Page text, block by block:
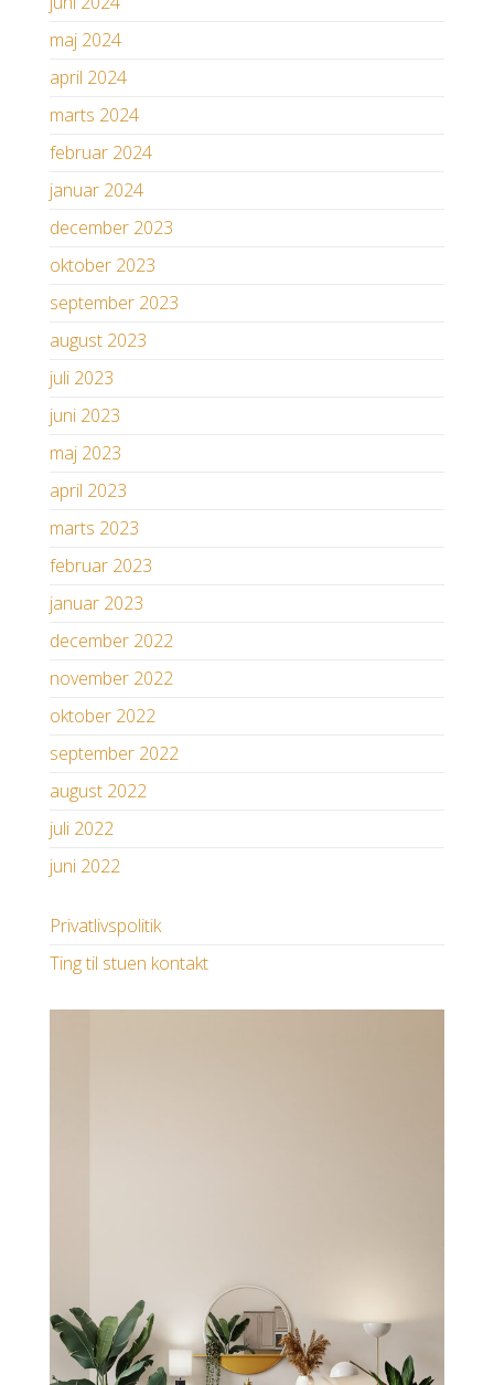
maj 2024
april 2024
marts 2024
februar 2024
januar 2024
december 2023
oktober 2023
september 2023
august 2023
juli 2023
juni 2023
maj 2023
april 2023
marts 2023
februar 2023
januar 2023
december 2022
november 2022
oktober 2022
september 2022
august 2022
juli 2022
juni 2022
Privatlivspolitik
Ting til stuen kontakt